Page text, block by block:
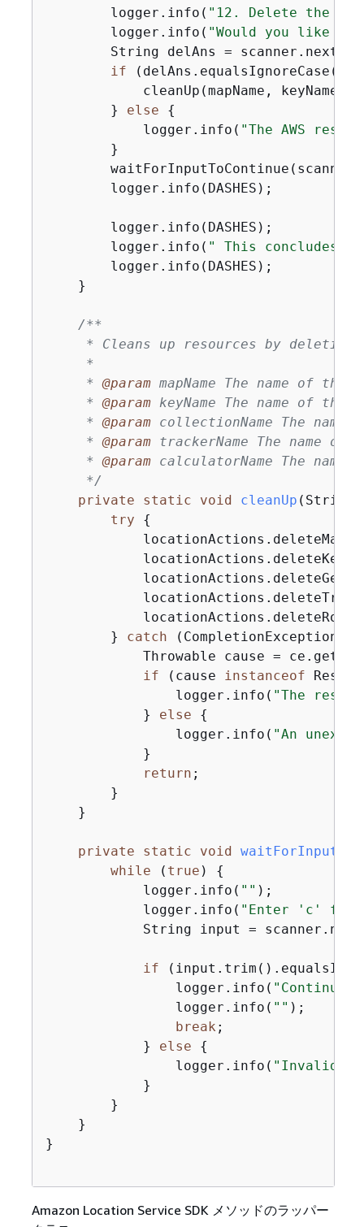
        logger.info(
"12. Delete the
        logger.info(
"Would you like to
String delAns =
if (delAns.equalsIgnoreCase(
cleanUp(mapName, keyName,
        }
else
{
            logger.info(
"The AWS
        }
        logger.info(DASHES);
        logger.info(DASHES);
        logger.info(
" This concludes
        logger.info(DASHES);
    }
/**
* Cleans up resources by
     *
     *
@param mapName The name of the
     *
@param keyName The name of the
     *
@param collectionName The
     *
@param trackerName The name
     *
@param calculatorName The
     */
private
static void cleanUp (String
try
{
        }
catch (CompletionException
Throwable cause =
if (cause instanceof
                logger.info(
"The
            }
else
{
                logger.info(
"An
            }
return ;
        }
    }
private static void
while ( true ) {
            logger.info(
"" );
            logger.info(
"Enter 'c'
String input =
if
                logger.info(
                logger.info(
"" );
break ;
            }
else
{
                logger.info(
"Invalid
            }
        }
    }
}
Amazon Location Service SDK メソッドのラッパー